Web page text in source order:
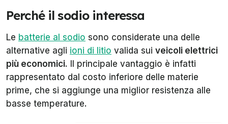
Perché il sodio interessa
Le batterie al sodio sono considerate una delle
alternative agli ioni di litio valida sui veicoli elettrici
più economici. Il principale vantaggio è infatti
rappresentato dal costo inferiore delle materie
prime, che si aggiunge una miglior resistenza alle
basse temperature.